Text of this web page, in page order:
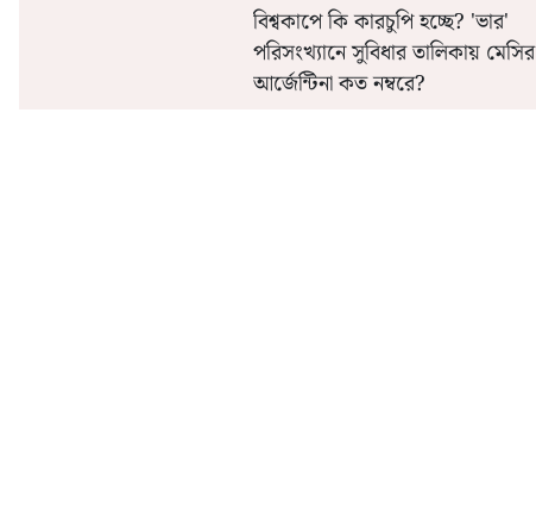
বিশ্বকাপে কি কারচুপি হচ্ছে? 'ভার'
পরিসংখ্যানে সুবিধার তালিকায় মেসির
আর্জেন্টিনা কত নম্বরে?